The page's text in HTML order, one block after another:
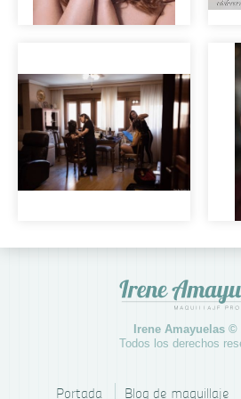
Irene & Vero
Irene Amayuelas ©
Todos los derechos
Portada Blog de maquillaje